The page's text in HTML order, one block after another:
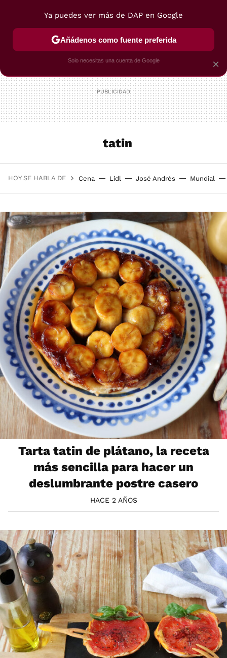
POSTRES VIAJES SELECCIÓN VEGUI
tatin
HOY SE HABLA DE Cena Lidl José Andrés Mundial
Tarta tatin de plátano, la receta
más sencilla para hacer un
deslumbrante postre casero
HACE 2 AÑOS
×
Ya puedes ver más de DAP en Google
Añádenos como fuente preferida
Solo necesitas una cuenta de Google